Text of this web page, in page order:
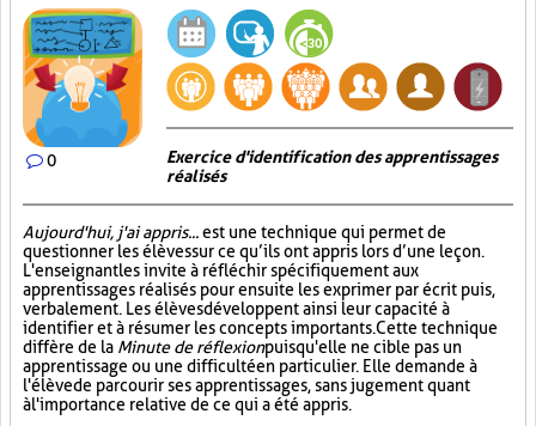
0
Exercice d'identification des apprentissages
réalisés
Aujourd'hui, j'ai appris...est une technique qui permet de
questionner les élèves sur ce qu’ils ont appris lors d’une leçon.
L'enseignant les invite à réfléchir spécifiquement aux
apprentissages réalisés pour ensuite les exprimer par écrit puis,
verbalement. Les élèves développent ainsi leur capacité à
identifier et à résumer les concepts importants. Cette technique
diffère de la Minute de réflexionpuisqu'elle ne cible pas un
apprentissage ou une difficulté en particulier. Elle demande à
l'élève de parcourir ses apprentissages, sans jugement quant
à l'importance relative de ce qui a été appris.